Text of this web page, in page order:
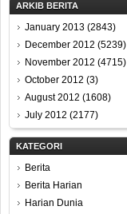
ARKIB BERITA
January 2013 (2843)
December 2012 (5239)
November 2012 (4715)
October 2012 (3)
August 2012 (1608)
July 2012 (2177)
KATEGORI
Berita
Berita Harian
Harian Dunia